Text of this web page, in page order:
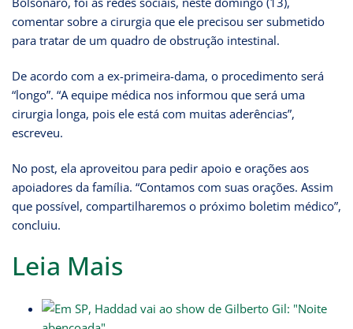
comentar sobre a cirurgia que ele precisou ser submetido
para tratar de um quadro de obstrução intestinal.
De acordo com a ex-primeira-dama, o procedimento será
“longo”. “A equipe médica nos informou que será uma
cirurgia longa, pois ele está com muitas aderências”,
escreveu.
No post, ela aproveitou para pedir apoio e orações aos
apoiadores da família. “Contamos com suas orações. Assim
que possível, compartilharemos o próximo boletim médico”,
concluiu.
Leia Mais